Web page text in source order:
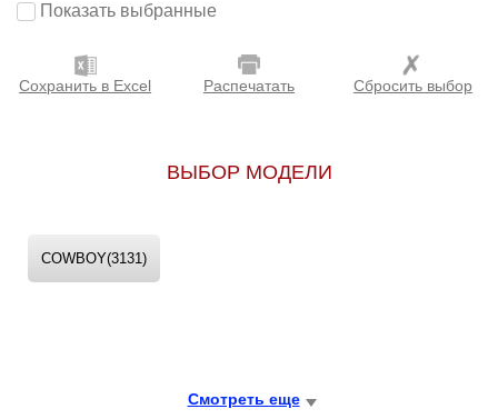
Показать выбранные
Сохранить в Excel Распечатать Сбросить выбор
ВЫБОР МОДЕЛИ
COWBOY(3131)
Смотреть еще